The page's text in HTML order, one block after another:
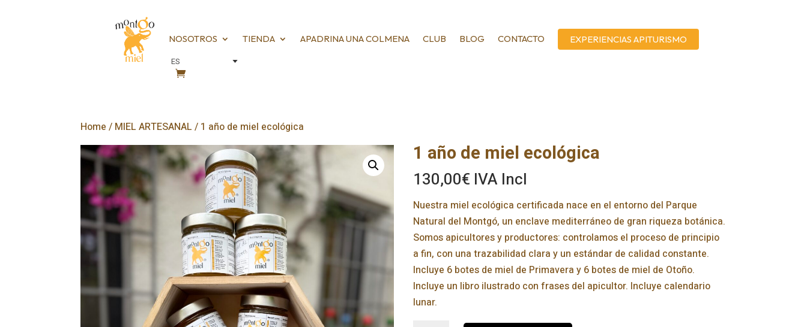
NOSOTROS TIENDA APADRINA UNA COLMENA CLUB BLOG CONTACTO EXPERIENCIAS APITURISMO
Home / MIEL ARTESANAL / 1 año de miel ecológica
1 año de miel ecológica
130,00€ IVA Incl
Nuestra miel ecológica certificada nace en el entorno del Parque
Natural del Montgó, un enclave mediterráneo de gran riqueza botánica.
Somos apicultores y productores: controlamos el proceso de principio
a fin, con una trazabilidad clara y un estándar de calidad constante.
Incluye 6 botes de miel de Primavera y 6 botes de miel de Otoño.
Incluye un libro ilustrado con frases del apicultor. Incluye calendario
lunar.